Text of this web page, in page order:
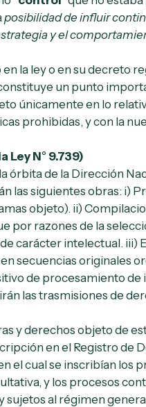
posibilidad de influir
y el
la ley o en su decreto
un punto
únicamente en lo
prohibidas, y con la
N° 9.739)
órbita de la Dirección
las siguientes obras: i)
objeto). ii)
por razones de la
carácter intelectual. iii)
secuencias originales
de procesamiento de
las trasmisiones de
y derechos objeto de
en el Registro de
el cual se inscribían los
y los procesos
sujetos al régimen